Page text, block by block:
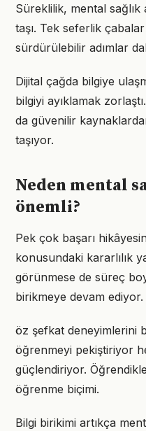
Süreklilik, mental sağlık
taşı. Tek seferlik
sürdürülebilir adımlar
Dijital çağda bilgiye
bilgiyi ayıklamak
da güvenilir
taşıyor.
Neden mental
önemli?
Pek çok başarı
konusundaki kararlılık
görünmese de süreç
birikmeye devam ediyor.
öz şefkat deneyimlerini
öğrenmeyi pekiştiriyor
güçlendiriyor.
öğrenme biçimi.
Bilgi birikimi artıkça